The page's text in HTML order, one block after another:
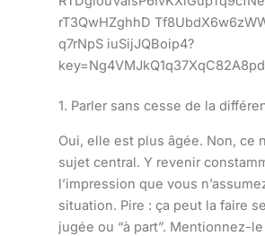
1. Parler sans cesse de la
Oui, elle est plus âgée. Non, ce
sujet central. Y revenir
l’impression que vous
situation. Pire : ça peut la faire
jugée ou “à part”. Mentionnez-